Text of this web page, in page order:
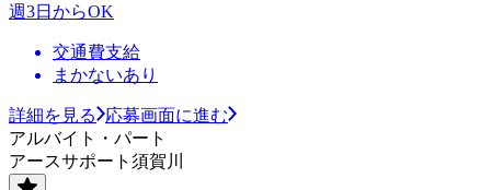
週3日からOK
交通費支給
まかないあり
詳細を見る
応募画面に進む
アルバイト・パート
アースサポート須賀川